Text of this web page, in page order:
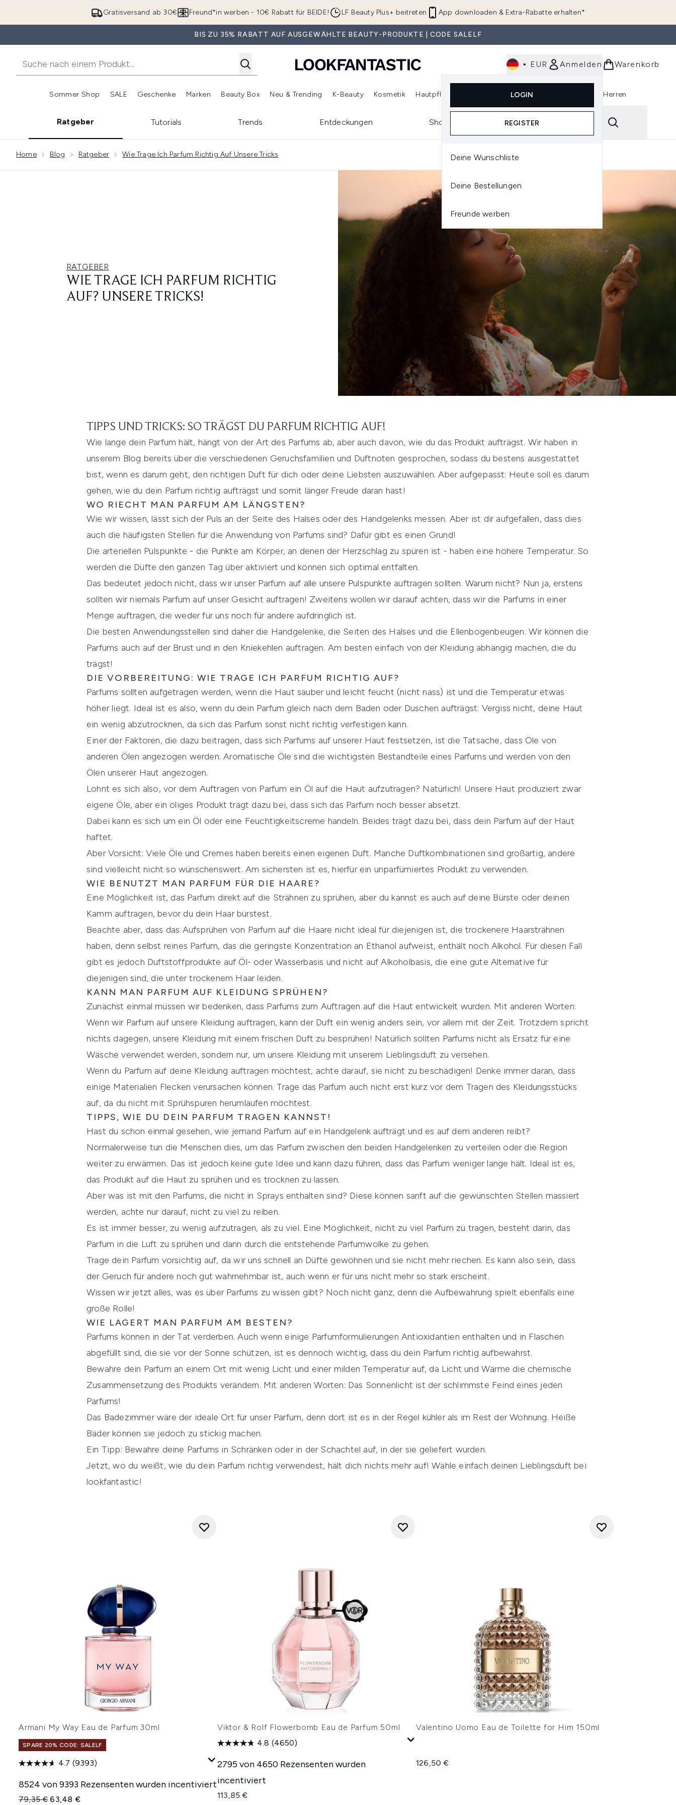
Zum Hauptinhalt springen
Gratisversand ab 30€ App downloaden & Extra-Rabatte erhalten*
Freund*in werben - 10€ Rabatt für BEIDE! LF Beauty Plus+ beitreten
BIS ZU 35% RABATT AUF AUSGEWÄHLTE BEAUTY-PRODUKTE | CODE SALELF
• EUR Anmelden
LOGIN
REGISTER
Deine Wunschliste
Deine Bestellungen
Freunde werben
Warenkorb
Sommer Shop
Untermenü Anmelden (Sommer Shop)
SALE
Untermenü Anmelden (SALE)
Geschenke
Untermenü Anmelden (Geschenke)
Marken
Untermenü Anmelden (Marken)
Beauty Box
Untermenü Anmelden (Beauty Box)
Neu & Trending
Untermenü Anmelden (Neu & Trending)
K-Beauty Kosmetik
Untermenü Anmelden (Kosmetik)
Hautpflege
Untermenü Anmelden (Haarpflege)
Parfum
Untermenü Anmelden (Parfum)
Herren
Ratgeber Tutorials Trends Entdeckungen Shopping Reviews
Home Blog Ratgeber Wie Trage Ich Parfum Richtig Auf Unsere Tricks
RATGEBER
WIE TRAGE ICH PARFUM RICHTIG
AUF? UNSERE TRICKS!
TIPPS UND TRICKS: SO TRÄGST DU PARFUM RICHTIG AUF!
Wie lange dein Parfum hält, hängt von der Art des Parfums ab, aber auch davon, wie du das Produkt aufträgst. Wir haben in
unserem Blog bereits über die verschiedenen Geruchsfamilien und Duftnoten gesprochen, sodass du bestens ausgestattet
bist, wenn es darum geht, den richtigen Duft für dich oder deine Liebsten auszuwählen. Aber aufgepasst: Heute soll es darum
gehen, wie du dein Parfum richtig aufträgst und somit länger Freude daran hast!
WO RIECHT MAN PARFUM AM LÄNGSTEN?
Wie wir wissen, lässt sich der Puls an der Seite des Halses oder des Handgelenks messen. Aber ist dir aufgefallen, dass dies
auch die häufigsten Stellen für die Anwendung von Parfums sind? Dafür gibt es einen Grund!
Die arteriellen Pulspunkte - die Punkte am Körper, an denen der Herzschlag zu spüren ist - haben eine höhere Temperatur. So
werden die Düfte den ganzen Tag über aktiviert und können sich optimal entfalten.
Das bedeutet jedoch nicht, dass wir unser Parfum auf alle unsere Pulspunkte auftragen sollten. Warum nicht? Nun ja, erstens
sollten wir niemals Parfum auf unser Gesicht auftragen! Zweitens wollen wir darauf achten, dass wir die Parfums in einer
Menge auftragen, die weder für uns noch für andere aufdringlich ist.
Die besten Anwendungsstellen sind daher die Handgelenke, die Seiten des Halses und die Ellenbogenbeugen. Wir können die
Parfums auch auf der Brust und in den Kniekehlen auftragen. Am besten einfach von der Kleidung abhängig machen, die du
trägst!
DIE VORBEREITUNG: WIE TRAGE ICH PARFUM RICHTIG AUF?
Parfums sollten aufgetragen werden, wenn die Haut sauber und leicht feucht (nicht nass) ist und die Temperatur etwas
höher liegt. Ideal ist es also, wenn du dein Parfum gleich nach dem Baden oder Duschen aufträgst. Vergiss nicht, deine Haut
ein wenig abzutrocknen, da sich das Parfum sonst nicht richtig verfestigen kann.
Einer der Faktoren, die dazu beitragen, dass sich Parfums auf unserer Haut festsetzen, ist die Tatsache, dass Öle von
anderen Ölen angezogen werden. Aromatische Öle sind die wichtigsten Bestandteile eines Parfums und werden von den
Ölen unserer Haut angezogen.
Lohnt es sich also, vor dem Auftragen von Parfum ein Öl auf die Haut aufzutragen? Natürlich! Unsere Haut produziert zwar
eigene Öle, aber ein öliges Produkt trägt dazu bei, dass sich das Parfum noch besser absetzt.
Dabei kann es sich um ein Öl oder eine Feuchtigkeitscreme handeln. Beides trägt dazu bei, dass dein Parfum auf der Haut
haftet.
Aber Vorsicht: Viele Öle und Cremes haben bereits einen eigenen Duft. Manche Duftkombinationen sind großartig, andere
sind vielleicht nicht so wünschenswert. Am sichersten ist es, hierfür ein unparfümiertes Produkt zu verwenden.
WIE BENUTZT MAN PARFUM FÜR DIE HAARE?
Eine Möglichkeit ist, das Parfum direkt auf die Strähnen zu sprühen, aber du kannst es auch auf deine Bürste oder deinen
Kamm auftragen, bevor du dein Haar bürstest.
Beachte aber, dass das Aufsprühen von Parfum auf die Haare nicht ideal für diejenigen ist, die trockenere Haarsträhnen
haben, denn selbst reines Parfum, das die geringste Konzentration an Ethanol aufweist, enthält noch Alkohol. Für diesen Fall
gibt es jedoch Duftstoffprodukte auf Öl- oder Wasserbasis und nicht auf Alkoholbasis, die eine gute Alternative für
diejenigen sind, die unter trockenem Haar leiden.
KANN MAN PARFUM AUF KLEIDUNG SPRÜHEN?
Zunächst einmal müssen wir bedenken, dass Parfums zum Auftragen auf die Haut entwickelt wurden. Mit anderen Worten:
Wenn wir Parfum auf unsere Kleidung auftragen, kann der Duft ein wenig anders sein, vor allem mit der Zeit. Trotzdem spricht
nichts dagegen, unsere Kleidung mit einem frischen Duft zu besprühen! Natürlich sollten Parfums nicht als Ersatz für eine
Wäsche verwendet werden, sondern nur, um unsere Kleidung mit unserem Lieblingsduft zu versehen.
Wenn du Parfum auf deine Kleidung auftragen möchtest, achte darauf, sie nicht zu beschädigen! Denke immer daran, dass
einige Materialien Flecken verursachen können. Trage das Parfum auch nicht erst kurz vor dem Tragen des Kleidungsstücks
auf, da du nicht mit Sprühspuren herumlaufen möchtest.
TIPPS, WIE DU DEIN PARFUM TRAGEN KANNST!
Hast du schon einmal gesehen, wie jemand Parfum auf ein Handgelenk aufträgt und es auf dem anderen reibt?
Normalerweise tun die Menschen dies, um das Parfum zwischen den beiden Handgelenken zu verteilen oder die Region
weiter zu erwärmen. Das ist jedoch keine gute Idee und kann dazu führen, dass das Parfum weniger lange hält. Ideal ist es,
das Produkt auf die Haut zu sprühen und es trocknen zu lassen.
Aber was ist mit den Parfums, die nicht in Sprays enthalten sind? Diese können sanft auf die gewünschten Stellen massiert
werden, achte nur darauf, nicht zu viel zu reiben.
Es ist immer besser, zu wenig aufzutragen, als zu viel. Eine Möglichkeit, nicht zu viel Parfum zu tragen, besteht darin, das
Parfum in die Luft zu sprühen und dann durch die entstehende Parfumwolke zu gehen.
Trage dein Parfum vorsichtig auf, da wir uns schnell an Düfte gewöhnen und sie nicht mehr riechen. Es kann also sein, dass
der Geruch für andere noch gut wahrnehmbar ist, auch wenn er für uns nicht mehr so stark erscheint.
Wissen wir jetzt alles, was es über Parfums zu wissen gibt? Noch nicht ganz, denn die Aufbewahrung spielt ebenfalls eine
große Rolle!
WIE LAGERT MAN PARFUM AM BESTEN?
Parfums können in der Tat verderben. Auch wenn einige Parfumformulierungen Antioxidantien enthalten und in Flaschen
abgefüllt sind, die sie vor der Sonne schützen, ist es dennoch wichtig, dass du dein Parfum richtig aufbewahrst.
Bewahre dein Parfum an einem Ort mit wenig Licht und einer milden Temperatur auf, da Licht und Wärme die chemische
Zusammensetzung des Produkts verändern. Mit anderen Worten: Das Sonnenlicht ist der schlimmste Feind eines jeden
Parfums!
Das Badezimmer wäre der ideale Ort für unser Parfum, denn dort ist es in der Regel kühler als im Rest der Wohnung. Heiße
Bäder können sie jedoch zu stickig machen.
Ein Tipp: Bewahre deine Parfums in Schränken oder in der Schachtel auf, in der sie geliefert wurden.
Jetzt, wo du weißt, wie du dein Parfum richtig verwendest, hält dich nichts mehr auf! Wähle einfach deinen Lieblingsduft bei
lookfantastic!
Armani My Way Eau de Parfum 30ml
SPARE 20% CODE: SALELF
4.7 (9393)
8524 von 9393 Rezensenten wurden incentiviert
Unverbindliche Preisempfehlung:
79,35 € Aktueller Preis:
63,48 €
Viktor & Rolf Flowerbomb Eau de Parfum 50ml
4.8 (4650)
2795 von 4650 Rezensenten wurden
incentiviert
113,85 €
Valentino Uomo Eau de Toilette for Him 150ml
126,50 €